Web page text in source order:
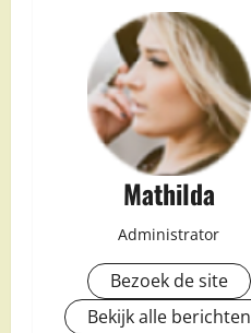
Mathilda
Administrator
Bezoek de site
Bekijk alle berichten